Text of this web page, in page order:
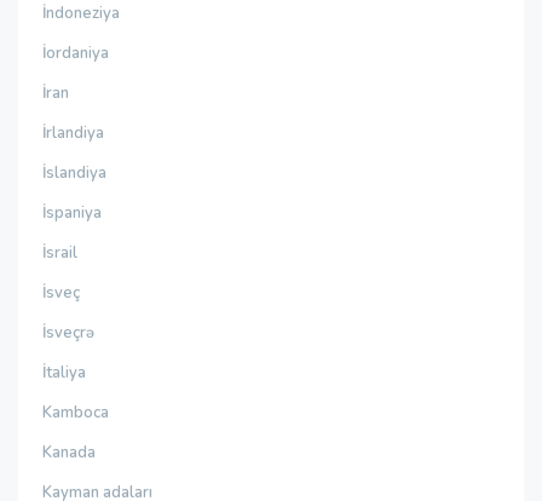
İndoneziya
İordaniya
İran
İrlandiya
İslandiya
İspaniya
İsrail
İsveç
İsveçrə
İtaliya
Kamboca
Kanada
Kayman adaları